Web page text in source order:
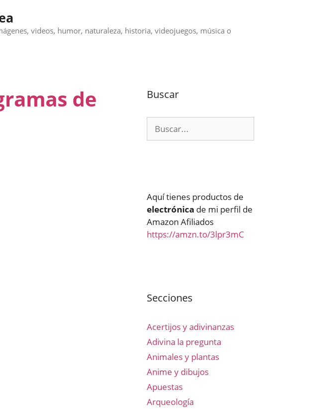
videos, humor, naturaleza, historia, videojuegos, música o
de
Buscar
Aquí tienes productos de
electrónica de mi perfil de
Amazon Afiliados
https://amzn.to/3lpr3mC
Secciones
Acertijos y adivinanzas
Adivina la pregunta
Animales y plantas
Anime y dibujos
Apuestas
Arqueología